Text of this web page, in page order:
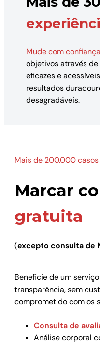
Mude com
objetivos através
eficazes e
resultados
desagradáveis.
Mais de 200.000
Marcar
gratuita
(excepto consulta de
Beneficie de um
transparência, sem
comprometido com os
Consulta de
Análise corporal